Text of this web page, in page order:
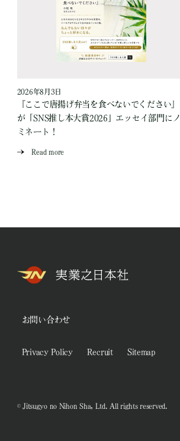
2026年8月3日
『ここで唐揚げ弁当を食べないでください』
が「SNS推し本大賞2026」エッセイ部門にノ
ミネート！
Read more
お問い合わせ
Privacy Policy Recruit Sitemap
© Jitsugyo no Nihon Sha, Ltd. All rights reserved.